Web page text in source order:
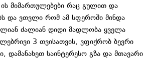
ის მიმართულებები რაც გულით და
და ვთვლი რომ ამ სფეროში მინდა
ძალიან დიდი მადლობა ყველა
3 თვისათვის, ვფიქრობ ბევრი
დამანახეთ საინტერესო გზა და მთავარი